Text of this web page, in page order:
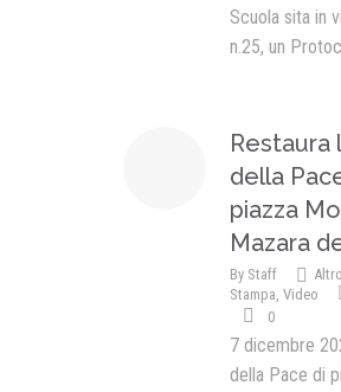
Scuola sita in
n.25, un
Restaura
della
piazza
Mazara
By Staff Altro
Stampa, Video
0
7 dicembre
della Pace di